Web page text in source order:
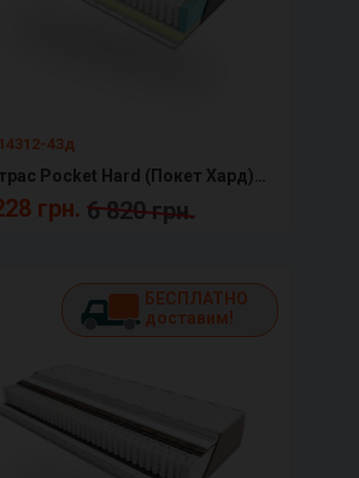
43д
грн. 6 820 грн.
БЕСПЛАТНО
доставим!